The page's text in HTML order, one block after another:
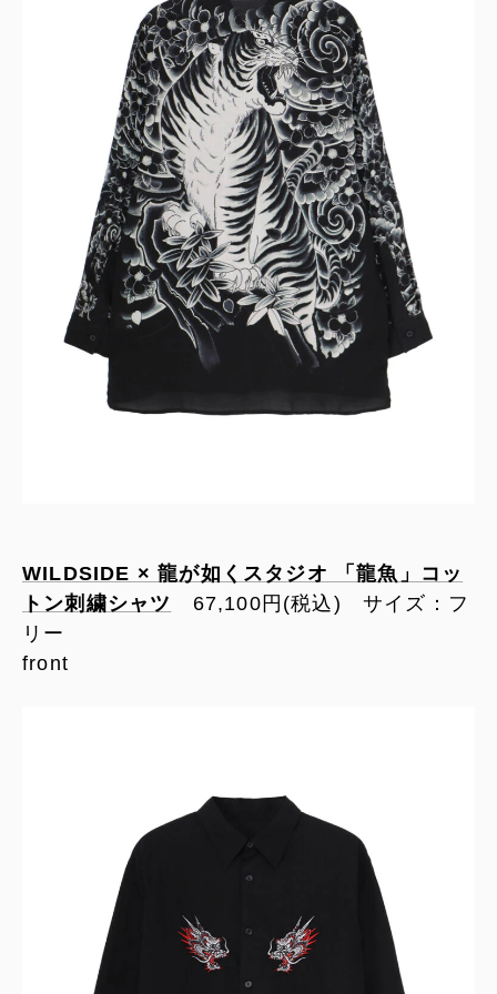
WILDSIDE × 龍が如くスタジオ 「龍魚」コッ
トン刺繍シャツ
67,100円(税込) サイズ：フ
リー
front